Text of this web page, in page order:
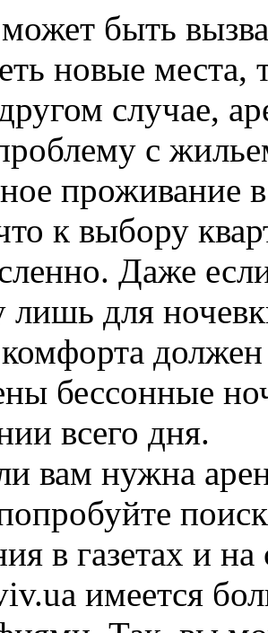
быть
новые
случае,
с
проживание
к выбору
Даже
лишь для
бессонные
всего дня.
вам нужна
в газетах и
имеется